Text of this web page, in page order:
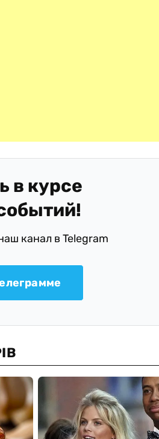
в курсе
канал в Telegram